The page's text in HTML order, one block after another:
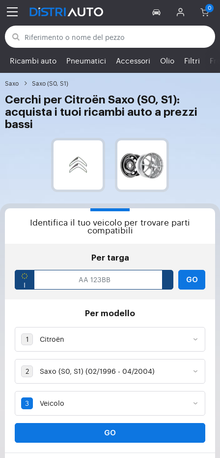
Torna alle categorie
Ricambi auto Pneumatici Accessori Olio Filtri
Saxo Saxo (S0, S1)
Cerchi per Citroën Saxo (S0, S1):
acquista i tuoi ricambi auto a prezzi
bassi
Identifica il tuo veicolo per trovare parti
compatibili
Per targa
GO
Per modello
GO